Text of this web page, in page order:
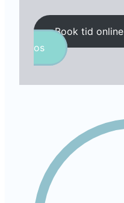
Book tid online
os